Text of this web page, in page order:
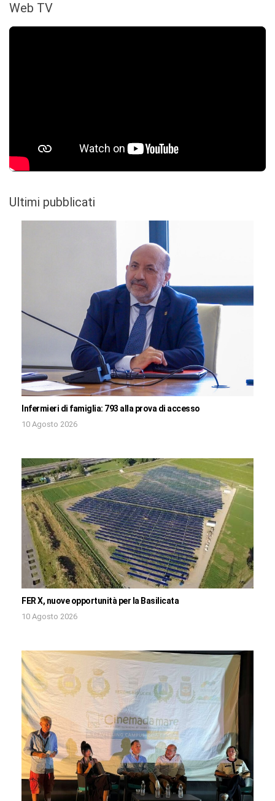
Web TV
Ultimi pubblicati
Infermieri di famiglia: 793 alla prova di accesso
10 Agosto 2026
FER X, nuove opportunità per la Basilicata
10 Agosto 2026